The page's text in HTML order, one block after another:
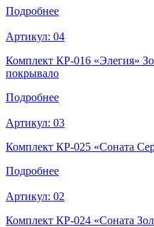
Подробнее
Артикул: 04
Комплект КР-016 «Элегия»
покрывало
Подробнее
Артикул: 03
Комплект КР-025 «Соната
Подробнее
Артикул: 02
Комплект КР-024 «Соната